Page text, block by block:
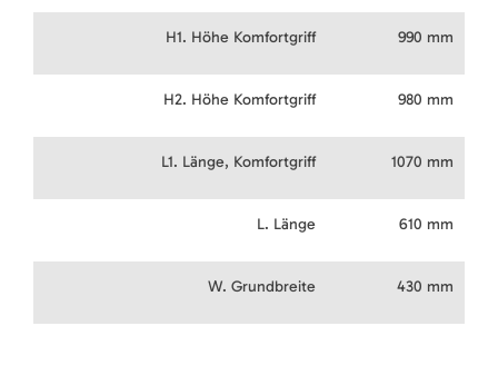
H1. Höhe Komfortgriff 990 mm
H2. Höhe Komfortgriff 980 mm
L1. Länge, Komfortgriff 1070 mm
L. Länge 610 mm
W. Grundbreite 430 mm